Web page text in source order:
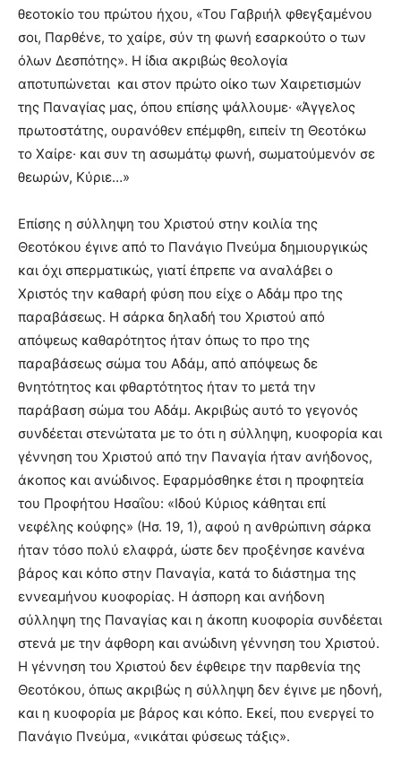
θεοτοκίο του πρώτου ήχου, «Του Γαβριήλ φθεγξαμένου
σοι, Παρθένε, το χαίρε, σύν τη φωνή εσαρκούτο ο των
όλων Δεσπότης». Η ίδια ακριβώς θεολογία
αποτυπώνεται και στον πρώτο οίκο των Χαιρετισμών
της Παναγίας μας, όπου επίσης ψάλλουμε· «Άγγελος
πρωτοστάτης, ουρανόθεν επέμφθη, ειπείν τη Θεοτόκω
το Χαίρε· και συν τη ασωμάτῳ φωνή, σωματούμενόν σε
θεωρών, Κύριε…»
Επίσης η σύλληψη του Χριστού στην κοιλία της
Θεοτόκου έγινε από το Πανάγιο Πνεύμα δημιουργικώς
και όχι σπερματικώς, γιατί έπρεπε να αναλάβει ο
Χριστός την καθαρή φύση που είχε ο Αδάμ προ της
παραβάσεως. Η σάρκα δηλαδή του Χριστού από
απόψεως καθαρότητος ήταν όπως το προ της
παραβάσεως σώμα του Αδάμ, από απόψεως δε
θνητότητος και φθαρτότητος ήταν το μετά την
παράβαση σώμα του Αδάμ. Ακριβώς αυτό το γεγονός
συνδέεται στενώτατα με το ότι η σύλληψη, κυοφορία και
γέννηση του Χριστού από την Παναγία ήταν ανήδονος,
άκοπος και ανώδινος. Εφαρμόσθηκε έτσι η προφητεία
του Προφήτου Ησαΐου: «Ιδού Κύριος κάθηται επί
νεφέλης κούφης» (Ησ. 19, 1), αφού η ανθρώπινη σάρκα
ήταν τόσο πολύ ελαφρά, ώστε δεν προξένησε κανένα
βάρος και κόπο στην Παναγία, κατά το διάστημα της
εννεαμήνου κυοφορίας. Η άσπορη και ανήδονη
σύλληψη της Παναγίας και η άκοπη κυοφορία συνδέεται
στενά με την άφθορη και ανώδινη γέννηση του Χριστού.
Η γέννηση του Χριστού δεν έφθειρε την παρθενία της
Θεοτόκου, όπως ακριβώς η σύλληψη δεν έγινε με ηδονή,
και η κυοφορία με βάρος και κόπο. Εκεί, που ενεργεί το
Πανάγιο Πνεύμα, «νικάται φύσεως τάξις».